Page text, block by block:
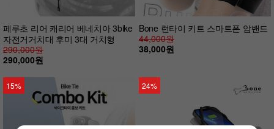
페루초 리어 캐리어 베네치아 3bike
자전거거치대 후미 3대 거치형
290,000원
290,000원
Bone 런타이 키트 스마트폰 암밴드
44,000원
38,000원
15% 24%